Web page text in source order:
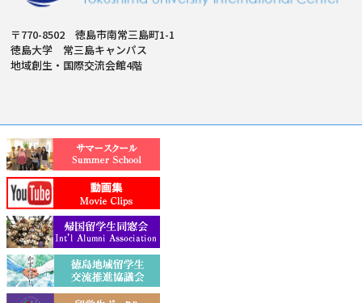
〒770-8502 徳島市南常三島町1-1
徳島大学 常三島キャンパス
地域創生・国際交流会館4階